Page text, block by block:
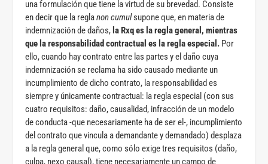
una formulación que tiene la virtud de su brevedad. Consiste
en decir que la reglanon cumulsupone que, en materia de
indemnización de daños, la Rxq es la regla general, mientras
que la responsabilidad contractual es la regla especial. Por
ello, cuando hay contrato entre las partes y el daño cuya
indemnización se reclama ha sido causado mediante un
incumplimiento de dicho contrato, la responsabilidad es
siempre y únicamente contractual: la regla especial (con sus
cuatro requisitos: daño, causalidad, infracción de un modelo
de conducta -que necesariamente ha de ser el-, incumplimiento
del contrato que vincula a demandante y demandado) desplaza
a la regla general que, como sólo exige tres requisitos (daño,
culpa, nexo causal), tiene necesariamente un campo de